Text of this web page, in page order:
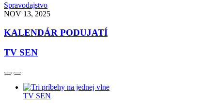
Spravodajstvo
NOV 13, 2025
KALENDÁR PODUJATÍ
TV SEN
TV SEN